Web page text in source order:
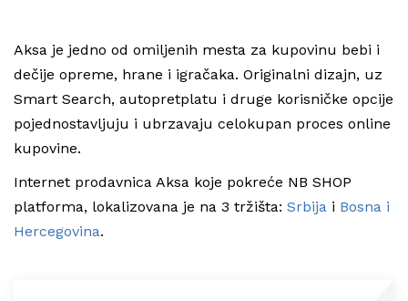
Aksa je jedno od omiljenih mesta za kupovinu bebi i
dečije opreme, hrane i igračaka. Originalni dizajn, uz
Smart Search, autopretplatu i druge korisničke opcije
pojednostavljuju i ubrzavaju celokupan proces online
kupovine.
Internet prodavnica Aksa koje pokreće NB SHOP
platforma, lokalizovana je na 3 tržišta: Srbija i Bosna i
Hercegovina.